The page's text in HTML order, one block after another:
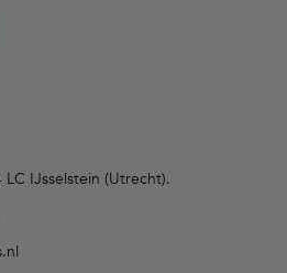
IJsselstein (Utrecht).